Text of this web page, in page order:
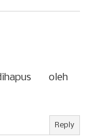
oleh
Reply